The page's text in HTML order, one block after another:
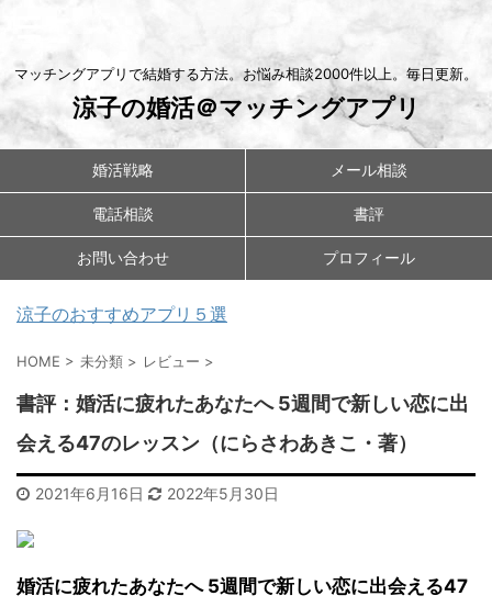
マッチングアプリで結婚する方法。お悩み相談2000件以上。毎日更新。
涼子の婚活＠マッチングアプリ
婚活戦略 メール相談
電話相談 書評
お問い合わせ プロフィール
涼子のおすすめアプリ５選
HOME > 未分類 > レビュー >
書評：婚活に疲れたあなたへ 5週間で新しい恋に出
会える47のレッスン（にらさわあきこ・著）
2021年6月16日 2022年5月30日
婚活に疲れたあなたへ 5週間で新しい恋に出会える47